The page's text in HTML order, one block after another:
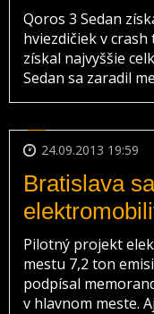
Qoros 3 Sedan
hviezdičiek v crash
získal najvyššie
Sedan sa zaradil
24.09.2013 19:59
Bratislava
Pilotný projekt
mestu 7,2 ton
podpísal
v hlavnom meste.